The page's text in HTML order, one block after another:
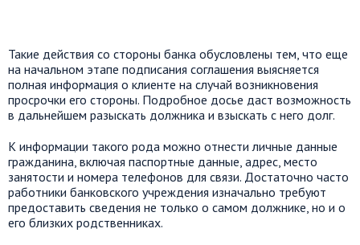
Такие действия со стороны банка обусловлены тем, что еще
на начальном этапе подписания соглашения выясняется
полная информация о клиенте на случай возникновения
просрочки его стороны. Подробное досье даст возможность
в дальнейшем разыскать должника и взыскать с него долг.
К информации такого рода можно отнести личные данные
гражданина, включая паспортные данные, адрес, место
занятости и номера телефонов для связи. Достаточно часто
работники банковского учреждения изначально требуют
предоставить сведения не только о самом должнике, но и о
его близких родственниках.